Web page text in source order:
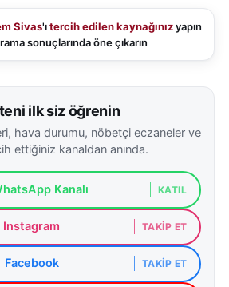
Sivas'ıtercih edilen kaynağınızyapın
sonuçlarında öne çıkarın
ilk siz öğrenin
hava durumu, nöbetçi eczaneler ve
ettiğiniz kanaldan anında.
Kanalı KATIL
Instagram TAKIP ET
Facebook TAKIP ET